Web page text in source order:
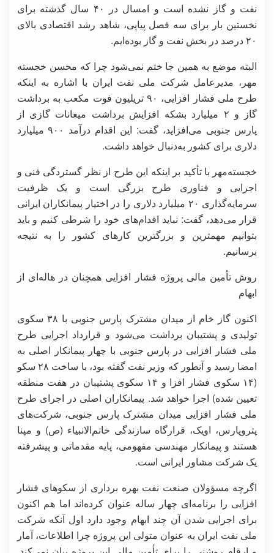
نفت و گاز نشده است و امسال در ۴۰ سال گذشته برای
نخستین بار برای سه فصل پیاپی، شاهد رشد اقتصادی بالای
۲۰ درصد در بخش نفت و گاز بوده‌ایم.
البته موضع به همین جا ختم نمی‌شود چرا که محسن خجسته
مهر، مدیرعامل شرکت ملی نفت ایران با اشاره به اینکه
طرح ملی فشار افزایی، ۹۰ تریلیون فوت مکعب به برداشت
گاز و ۲ میلیارد بشکه افزایش برداشت میعانات گازی از
پارس جنوبی می‌افزاید، گفت: این اقدام درآمد ۹۰۰ میلیارد
دلاری برای کشور به‌دنبال خواهد داشت.
خجسته‌مهر با تأکید بر اینکه این طرح از نظر گستردگی فنی و
اجرایی و فناوری طرح بزرگی است و یک ظرفیت
سرمایه‌گذاری ۲۰ میلیارد دلاری را در اختیار پیمانکاران ایرانی
قرار می‌دهد، گفت: نباید اقدام‌های خود را شرطی کنیم و باید
بتوانیم مهمترین و بزرگترین کارهای کشور را به نتیجه
برسانیم.
روش تأمین مالی پروژه فشار افزایی همچنان در هاله‌ای از
ابهام
اکنون گاز خام از میدان مشترک پارس جنوبی با ۳۸ سکوی
تولیدی و پشتیبان برداشت می‌شود و قرارداد اجرایی طرح
ملی فشار افزایی در پارس جنوبی با چهار پیمانکار اصلی به
امضا رسید و آنطور که وزیر نفت گفته بود، با ساخت ۲۸ سکو
(۱۴ سکوی فشار افزا و ۱۴ سکوی پشتیبان در هفت منطقه
تعیین شده) اجرا خواهد شد. پیمانکاران اصلی در اجرای طرح
ملی فشار افزایی میدان مشترک پارس جنوبی، شرکت‌های
پتروپارس، اویک، قرارگاه سازندگی خاتم‌الانبیاء (ص) و مپنا
هستند و پیمانکار مهندسی مفهومی، پایه مقدماتی و پیشرفته
یک شرکت مشاور ایرانی است.
اگرچه مسؤولان صنعت نفت بهره برداری از سکوهای فشار
افزایی را برنامه‌ای چهار ساله عنوان کرده‌اند اما هم اکنون
برای اجرایی شدن آن چند ابهام وجود دارد اول آنکه شرکت
ملی نفت ایران به عنوان متولی این پروژه چرا اطلاعات، آمار